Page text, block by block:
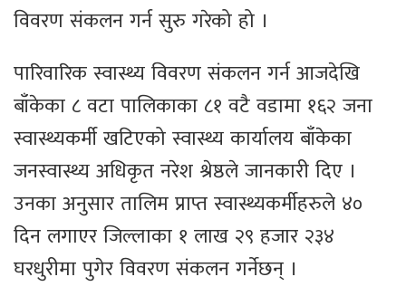
विवरण संकलन गर्न सुरु गरेको हो ।
पारिवारिक स्वास्थ्य विवरण संकलन गर्न आजदेखि
बाँकेका ८ वटा पालिकाका ८१ वटै वडामा १६२ जना
स्वास्थ्यकर्मी खटिएको स्वास्थ्य कार्यालय बाँकेका
जनस्वास्थ्य अधिकृत नरेश श्रेष्ठले जानकारी दिए ।
उनका अनुसार तालिम प्राप्त स्वास्थ्यकर्मीहरुले ४०
दिन लगाएर जिल्लाका १ लाख २९ हजार २३४
घरधुरीमा पुगेर विवरण संकलन गर्नेछन् ।